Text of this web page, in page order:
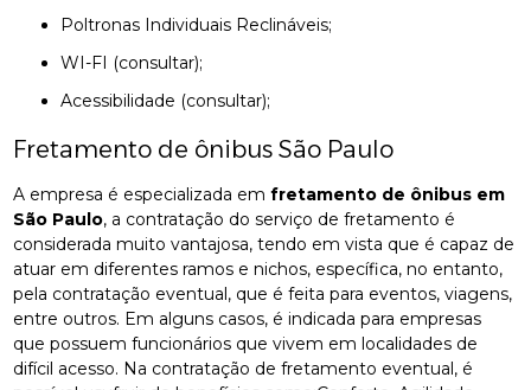
Poltronas Individuais Reclináveis;
WI-FI (consultar);
Acessibilidade (consultar);
Fretamento de ônibus São Paulo
A empresa é especializada emfretamento de ônibus em
São Paulo, a contratação do serviço de fretamento é
considerada muito vantajosa, tendo em vista que é capaz de
atuar em diferentes ramos e nichos, específica, no entanto,
pela contratação eventual, que é feita para eventos, viagens,
entre outros. Em alguns casos, é indicada para empresas
que possuem funcionários que vivem em localidades de
difícil acesso. Na contratação de fretamento eventual, é